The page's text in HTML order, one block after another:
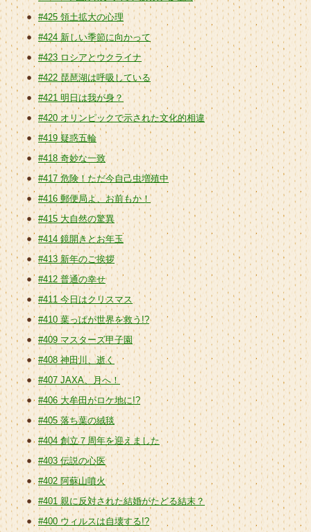
#425 領土拡大の心理
#424 新しい季節に向かって
#423 ロシアとウクライナ
#422 琵琶湖は呼吸している
#421 明日は我が身？
#420 オリンピックで示された文化的相違
#419 疑惑五輪
#418 奇妙な一致
#417 危険！ただ今自己虫増殖中
#416 郵便局よ、お前もか！
#415 大自然の驚異
#414 鏡開きとお年玉
#413 新年のご挨拶
#412 普通の幸せ
#411 今日はクリスマス
#410 葉っぱが世界を救う!?
#409 マスターズ甲子園
#408 神田川、逝く
#407 JAXA、月へ！
#406 大牟田がロケ地に!?
#405 落ち葉の絨毯
#404 創立７周年を迎えました
#403 伝説の心医
#402 阿蘇山噴火
#401 親に反対された結婚がたどる結末？
#400 ウィルスは自壊する!?